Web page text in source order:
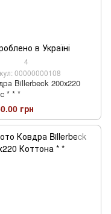
4
00000000108
Billerbeck 200х220
* * *
грн